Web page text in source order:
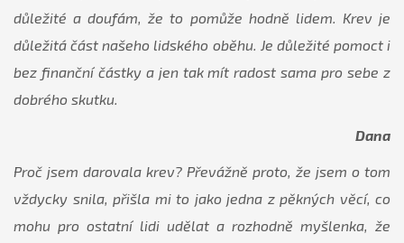
důležité a doufám, že to pomůže hodně lidem. Krev je
důležitá část našeho lidského oběhu. Je důležité pomoct i
bez finanční částky a jen tak mít radost sama pro sebe z
dobrého skutku.
Dana
Proč jsem darovala krev? Převážně proto, že jsem o tom
vždycky snila, přišla mi to jako jedna z pěkných věcí, co
mohu pro ostatní lidi udělat a rozhodně myšlenka, že